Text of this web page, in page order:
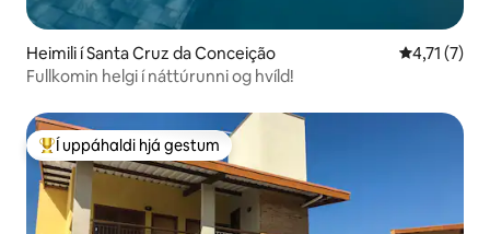
Heimili í Santa Cruz da Conceição 4,71 af 5 í
4,71 (7)
Fullkomin helgi í náttúrunni og hvíld!
Í mestu uppáhaldi hjá gestum
Í uppáhaldi hjá gestum